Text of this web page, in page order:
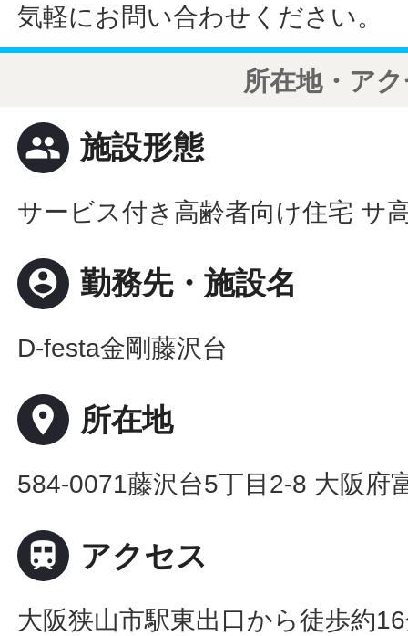
気軽にお問い合わせください。
所在地・ア
people 施設形態
サービス付き高齢者向け住宅 サ
person_pin 勤務先・施設名
D-festa金剛藤沢台
place 所在地
584-0071藤沢台5丁目2-8 大阪府
 アクセス
大阪狭山市駅東出口から徒歩約